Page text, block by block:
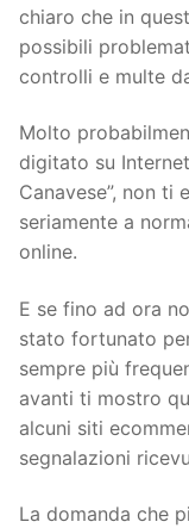
chiaro che in
possibili
controlli e multe
Molto
digitato su
Canavese”, non
seriamente a
online.
E se fino ad ora
stato fortunato
sempre più
avanti ti mostro
alcuni siti
segnalazioni
La domanda che